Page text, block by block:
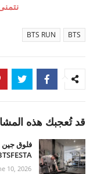
BTS
BTS RUN
قد تُعجبك هذه
10, 2026